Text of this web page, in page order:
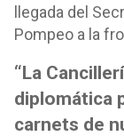
llegada del
Pompeo a la
“La
diplomática
carnets de